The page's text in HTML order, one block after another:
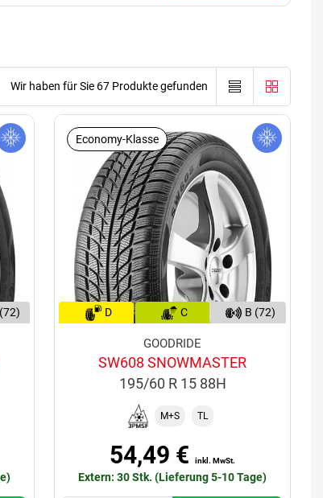
Wir haben für Sie 67 Produkte gefunden
Economy-Klasse
D C B (72)
GOODRIDE
SW608 SNOWMASTER
195/60 R 15 88H
M+S TL
54,49 €inkl. MwSt.
Extern: 30 Stk. (Lieferung 5-10 Tage)